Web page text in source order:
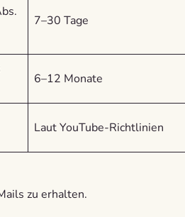
7–30 Tage
6–12 Monate
Laut YouTube-Richtlinien
zu erhalten.